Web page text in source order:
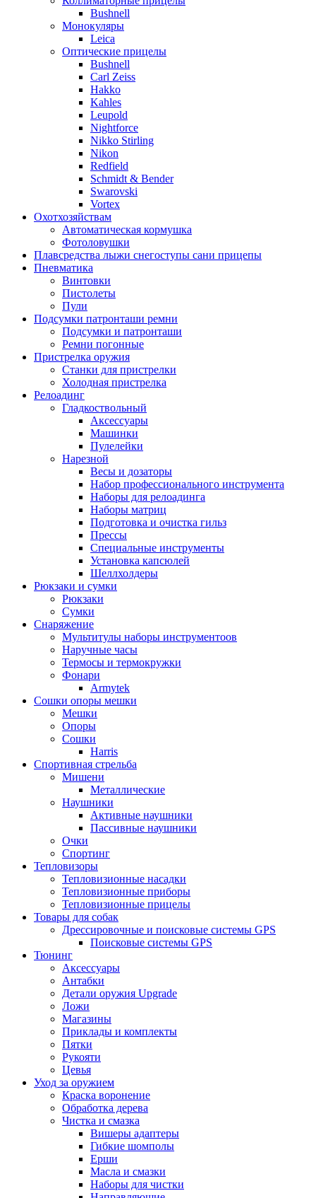
Bushnell
Монокуляры
Leica
Оптические прицелы
Bushnell
Carl Zeiss
Hakko
Kahles
Leupold
Nightforce
Nikko Stirling
Nikon
Redfield
Schmidt & Bender
Swarovski
Vortex
Охотхозяйствам
Автоматическая кормушка
Фотоловушки
Плавсредства лыжи снегоступы сани прицепы
Пневматика
Винтовки
Пистолеты
Пули
Подсумки патронташи ремни
Подсумки и патронташи
Ремни погонные
Пристрелка оружия
Станки для пристрелки
Холодная пристрелка
Релоадинг
Гладкоствольный
Аксессуары
Машинки
Пулелейки
Нарезной
Весы и дозаторы
Набор профессионального инструмента
Наборы для релоадинга
Наборы матриц
Подготовка и очистка гильз
Прессы
Специальные инструменты
Установка капсюлей
Шеллхолдеры
Рюкзаки и сумки
Рюкзаки
Сумки
Снаряжение
Мультитулы наборы инструментоов
Наручные часы
Термосы и термокружки
Фонари
Armytek
Сошки опоры мешки
Мешки
Опоры
Сошки
Harris
Спортивная стрельба
Мишени
Металлические
Наушники
Активные наушники
Пассивные наушники
Очки
Спортинг
Тепловизоры
Тепловизионные насадки
Тепловизионные приборы
Тепловизионные прицелы
Товары для собак
Дрессировочные и поисковые системы GPS
Поисковые системы GPS
Тюнинг
Аксессуары
Антабки
Детали оружия Upgrade
Ложи
Магазины
Приклады и комплекты
Пятки
Рукояти
Цевья
Уход за оружием
Краска воронение
Обработка дерева
Чистка и смазка
Вишеры адаптеры
Гибкие шомполы
Ерши
Масла и смазки
Наборы для чистки